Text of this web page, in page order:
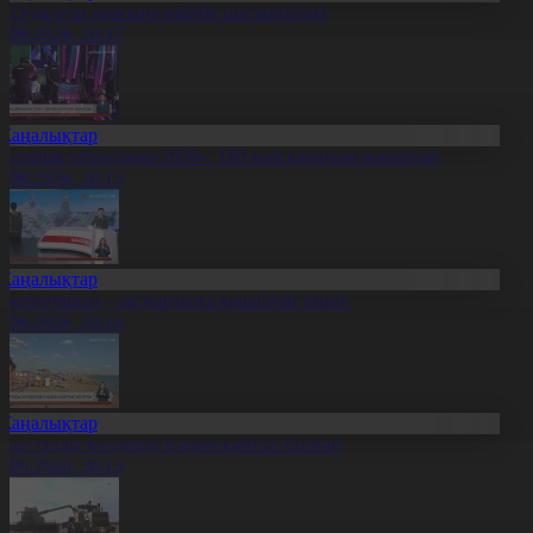
да егін орағына әзірлік пысықталды
20:17
ойындары-2026»: 180 млн қаралым жиналды
20:15
– ақ жартасқа қашалған тарих
20:14
тұзды көлдерде 6 адам қайтыс болған
20:13